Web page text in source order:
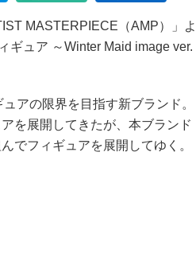
MASTERPIECE（AMP）」よ
ギュア ～Winter Maid image ver.
アの限界を目指す新ブランド。
を展開してきたが、本ブランド
でフィギュアを展開してゆく。